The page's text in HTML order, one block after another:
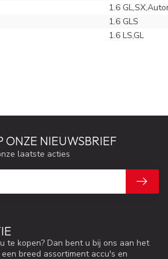
1.6
1.6 GLS
1.6 LS,GL
te kopen? Dan bent u bij ons aan het
breed assortiment accu's en
ONZE NIEUWSBRIEF
laatste acties